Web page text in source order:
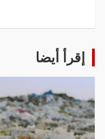
إقرأ أيضا